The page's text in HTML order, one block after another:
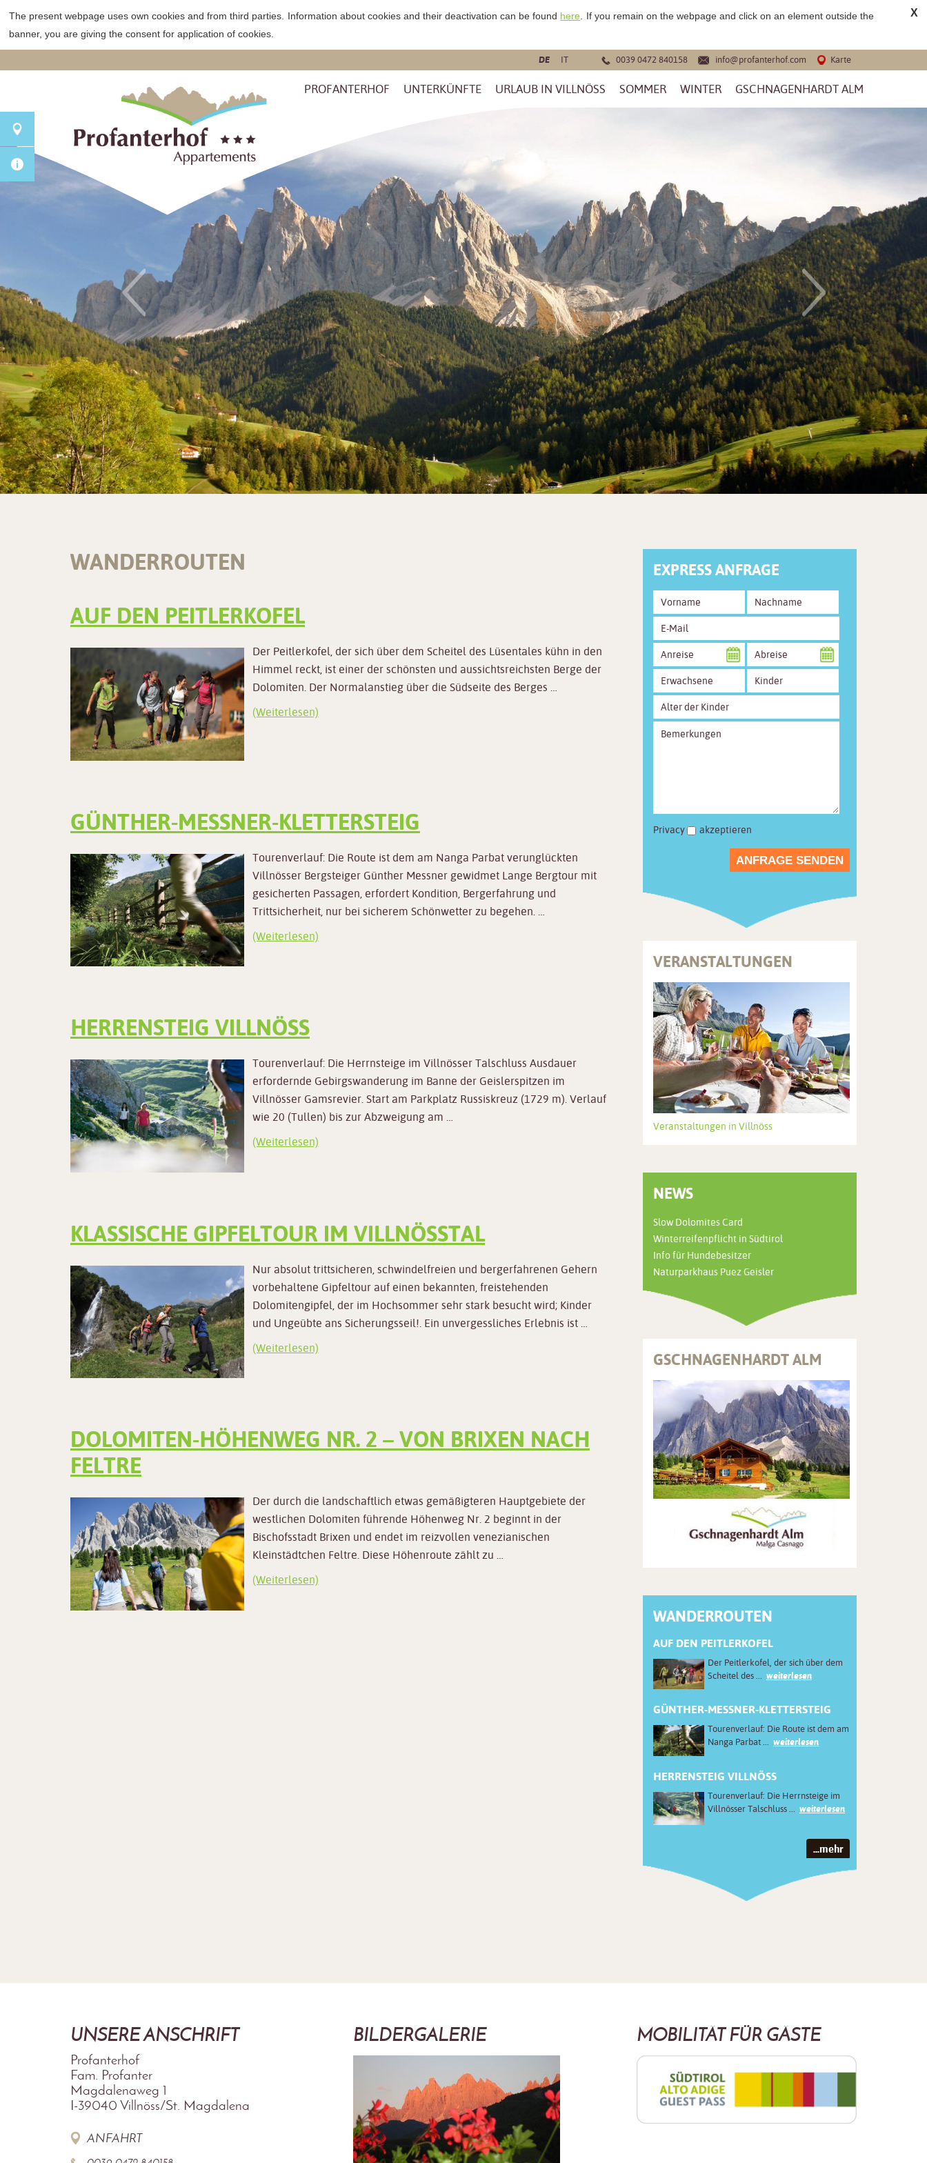
X
The present webpage uses own cookies and from third parties. Information about cookies and their deactivation can be found here
If you remain on the webpage and click on an element outside the
banner, you are giving the consent for application of cookies.
0039 0472 840158 info@profanterhof.com Karte
DE IT
PROFANTERHOF UNTERKÜNFTE URLAUB IN VILLNÖSS SOMMER WINTER GSCHNAGENHARDT ALM
WANDERROUTEN
AUF DEN PEITLERKOFEL
Der Peitlerkofel, der sich über dem Scheitel des Lüsentales kühn in den
Himmel reckt, ist einer der schönsten und aussichtsreichsten Berge der
Dolomiten. Der Normalanstieg über die Südseite des Berges …
(Weiterlesen)
GÜNTHER-MESSNER-KLETTERSTEIG
Tourenverlauf: Die Route ist dem am Nanga Parbat verunglückten
Villnösser Bergsteiger Günther Messner gewidmet Lange Bergtour mit
gesicherten Passagen, erfordert Kondition, Bergerfahrung und
Trittsicherheit, nur bei sicherem Schönwetter zu begehen. …
(Weiterlesen)
HERRENSTEIG VILLNÖSS
Tourenverlauf: Die Herrnsteige im Villnösser Talschluss Ausdauer
erfordernde Gebirgswanderung im Banne der Geislerspitzen im
Villnösser Gamsrevier. Start am Parkplatz Russiskreuz (1729 m). Verlauf
wie 20 (Tullen) bis zur Abzweigung am …
(Weiterlesen)
KLASSISCHE GIPFELTOUR IM VILLNÖSSTAL
Nur absolut trittsicheren, schwindelfreien und bergerfahrenen Gehern
vorbehaltene Gipfeltour auf einen bekannten, freistehenden
Dolomitengipfel, der im Hochsommer sehr stark besucht wird; Kinder
und Ungeübte ans Sicherungsseil!. Ein unvergessliches Erlebnis ist …
(Weiterlesen)
DOLOMITEN-HÖHENWEG NR. 2 – VON BRIXEN NACH
FELTRE
Der durch die landschaftlich etwas gemäßigteren Hauptgebiete der
westlichen Dolomiten führende Höhenweg Nr. 2 beginnt in der
Bischofsstadt Brixen und endet im reizvollen venezianischen
Kleinstädtchen Feltre. Diese Höhenroute zählt zu …
(Weiterlesen)
EXPRESS ANFRAGE
Privacy akzeptieren
ANFRAGE SENDEN
VERANSTALTUNGEN
Veranstaltungen in Villnöss
NEWS
Slow Dolomites Card
Winterreifenpflicht in Südtirol
Info für Hundebesitzer
Naturparkhaus Puez Geisler
GSCHNAGENHARDT ALM
WANDERROUTEN
AUF DEN PEITLERKOFEL
Der Peitlerkofel, der sich über dem
Scheitel des ... weiterlesen
GÜNTHER-MESSNER-KLETTERSTEIG
Tourenverlauf: Die Route ist dem am
Nanga Parbat ... weiterlesen
HERRENSTEIG VILLNÖSS
Tourenverlauf: Die Herrnsteige im
Villnösser Talschluss ...
weiterlesen
...mehr
UNSERE ANSCHRIFT
Profanterhof
Fam. Profanter
Magdalenaweg 1
I-39040 Villnöss/St. Magdalena
ANFAHRT
BILDERGALERIE MOBILITÄT FÜR GÄSTE